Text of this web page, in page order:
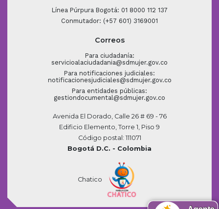
Línea Púrpura Bogotá: 01 8000 112 137
Conmutador: (+57 601) 3169001
Correos
Para ciudadanía:
servicioalaciudadania@sdmujer.gov.co
Para notificaciones judiciales:
notificacionesjudiciales@sdmujer.gov.co
Para entidades públicas:
gestiondocumental@sdmujer.gov.co
Avenida El Dorado, Calle 26 # 69 - 76
Edificio Elemento, Torre 1, Piso 9
Código postal: 111071
Bogotá D.C. - Colombia
Chatico